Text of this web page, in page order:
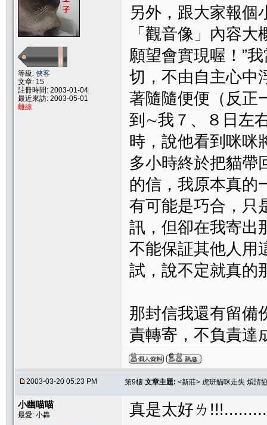
等級: 俠客
文章: 15
註冊時間: 2003-01-04
最近來訪: 2003-05-01
離線
另外，跟大家報個
「觀音像」內容
願望會實現喔！”
切，不由自主心中
著隨隨便便（反正
到∼我７、８日左
時，說他看到咪咪
多小時終於把貓帶
的信，我原本真的
有可能是巧合，只
訊，但卻在我寄出
不能保証其他人用
試，說不定就真的
那封信我還有留備
責轉寄，不負責達
2003-03-20 05:23 PM 第9樓 文章主題: <新莊> 虎班貓咪走失 煩請
小幽喵喵
最愛: 小轟 真是太好ㄌ